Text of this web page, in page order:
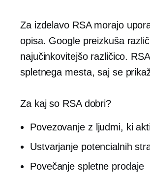
Za izdelavo RSA morajo
opisa. Google preizkuša
najučinkovitejšo različico.
spletnega mesta, saj se
Za kaj so RSA dobri?
Povezovanje z ljudmi, ki
Ustvarjanje potencialnih
Povečanje spletne prodaje